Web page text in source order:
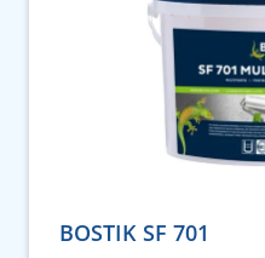
BOSTIK SF 701